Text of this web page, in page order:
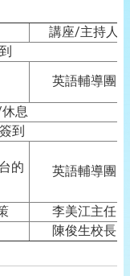
講座/主持人
英語輔導團
息
到
的
英語輔導團
李美江主任
陳俊生校長